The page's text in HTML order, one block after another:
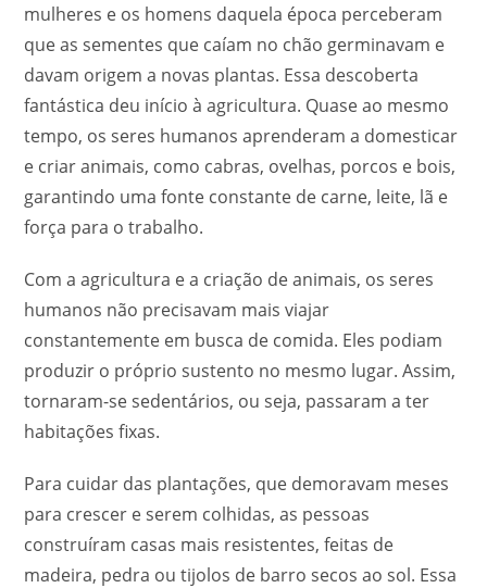
mulheres e os homens daquela época perceberam
que as sementes que caíam no chão germinavam e
davam origem a novas plantas. Essa descoberta
fantástica deu início à agricultura. Quase ao mesmo
tempo, os seres humanos aprenderam a domesticar
e criar animais, como cabras, ovelhas, porcos e bois,
garantindo uma fonte constante de carne, leite, lã e
força para o trabalho.
Com a agricultura e a criação de animais, os seres
humanos não precisavam mais viajar
constantemente em busca de comida. Eles podiam
produzir o próprio sustento no mesmo lugar. Assim,
tornaram-se sedentários, ou seja, passaram a ter
habitações fixas.
Para cuidar das plantações, que demoravam meses
para crescer e serem colhidas, as pessoas
construíram casas mais resistentes, feitas de
madeira, pedra ou tijolos de barro secos ao sol. Essa